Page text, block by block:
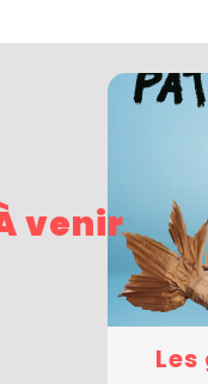
venir